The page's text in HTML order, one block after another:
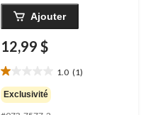
Ajouter
12,99 $
1.0 (1)
1.0
étoile(s)
sur
Exclusivité